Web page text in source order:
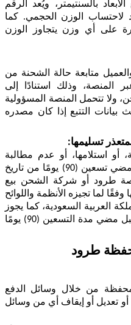
الأبعاد بالسنتيمتر، ويُعد الرقم
لاحتساب الوزن الحجمي. كما
على أي وزن يتجاوز الوزن
متابعة حالة الشحنة من
المنصة، وذلك استنادًا إلى
ولا تتحمل المنصة المسؤولية
التتبع إذا كان مصدره
تسليمها:
أو استلامها، أو عدم مطالبة
المرسل، أو المرسل إليه بها، ومضي تسعين (90) يومًا من تاريخ
طرود أو شركة الشحن بيع
وفقًا لما تجيزه الأنظمة واللوائح
العربية السعودية، كما يجوز
إتلاف الشحنات سريعة التلف قبل مضي مدة التسعين (90) يومًا
طرود
من خلال وسائل الدفع
أو تعديل أو إيقاف أي من وسائل